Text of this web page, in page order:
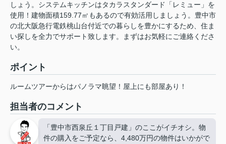
しょう。システムキッチンはタカラスタンダード「レミュー」を
使用！建物面積159.77㎡もあるので有効活用しましょう。豊中市
の北大阪急行電鉄桃山台付近での暮らしを豊かにするため、住ま
い探しを全力でサポート致します。まずはお気軽にご連絡くださ
い。
ポイント
ルームツアーからはパノラマ眺望！屋上にも部屋あり！
担当者のコメント
「豊中市西泉丘１丁目戸建」のここがイチオシ。物
件の購入をご予定なら、4,480万円の物件はいかがで